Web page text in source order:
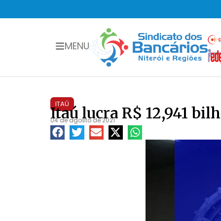
MENU
ITAÚ
Itaú lucra R$ 12,941
04 de agosto de 2021